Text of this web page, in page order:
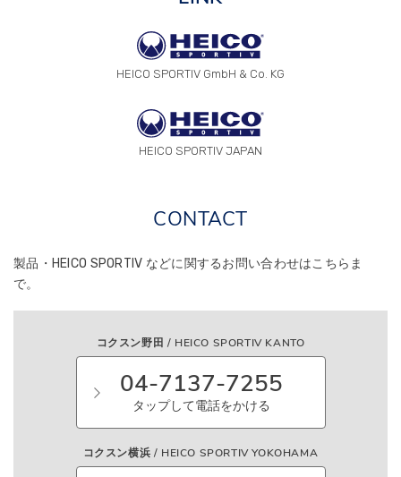
HEICO SPORTIV GmbH & Co. KG
HEICO SPORTIV JAPAN
CONTACT
製品・HEICO SPORTIV などに関するお問い合わせはこちらま
で。
コクスン野田 / HEICO SPORTIV KANTO
04-7137-7255
タップして電話をかける
コクスン横浜 / HEICO SPORTIV YOKOHAMA